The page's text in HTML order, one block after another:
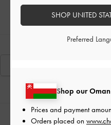
Shop our
Prices and payment
Orders placed on
SHOP UNITED
Preferred